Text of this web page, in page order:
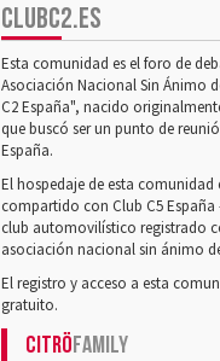
CLUBC2.ES
Esta comunidad es el foro de
Asociación Nacional Sin Ánimo
C2 España", nacido
que buscó ser un punto de
España.
El hospedaje de esta comunidad
compartido con Club C5 España
club automovilístico registrado
asociación nacional sin ánimo
El registro y acceso a esta
gratuito.
CitröFamily